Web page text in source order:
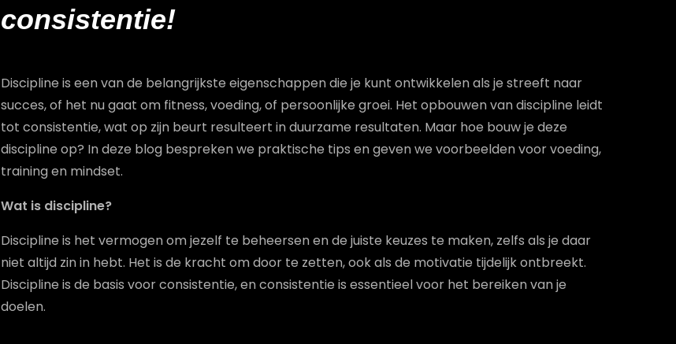
consistentie!
Discipline is een van de belangrijkste eigenschappen die je kunt ontwikkelen als je streeft naar
succes, of het nu gaat om fitness, voeding, of persoonlijke groei. Het opbouwen van discipline leidt
tot consistentie, wat op zijn beurt resulteert in duurzame resultaten. Maar hoe bouw je deze
discipline op? In deze blog bespreken we praktische tips en geven we voorbeelden voor voeding,
training en mindset.
Wat is discipline?
Discipline is het vermogen om jezelf te beheersen en de juiste keuzes te maken, zelfs als je daar
niet altijd zin in hebt. Het is de kracht om door te zetten, ook als de motivatie tijdelijk ontbreekt.
Discipline is de basis voor consistentie, en consistentie is essentieel voor het bereiken van je
doelen.